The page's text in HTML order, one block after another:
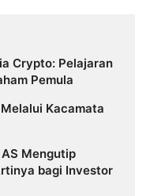
Crypto: Pelajaran
Pemula
Kacamata
Mengutip
bagi Investor